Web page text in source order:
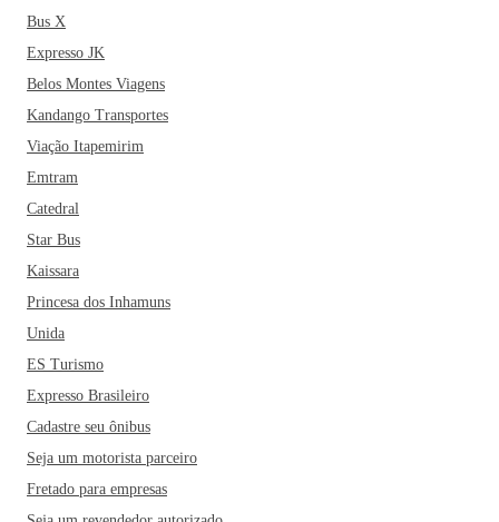
Bus X
Expresso JK
Belos Montes Viagens
Kandango Transportes
Viação Itapemirim
Emtram
Catedral
Star Bus
Kaissara
Princesa dos Inhamuns
Unida
ES Turismo
Expresso Brasileiro
Cadastre seu ônibus
Seja um motorista parceiro
Fretado para empresas